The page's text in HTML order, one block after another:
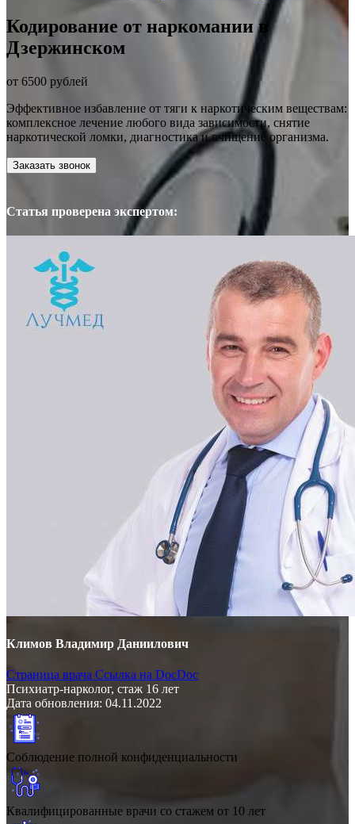
Кодирование от наркомании в
Дзержинском
от 6500 рублей
Эффективное избавление от тяги к наркотическим веществам:
комплексное лечение любого вида зависимости, снятие
наркотической ломки, диагностика и очищение организма.
Заказать звонок
Статья проверена экспертом:
Климов Владимир Даниилович
Страница врача Ссылка на DocDoc
Психиатр-нарколог, стаж 16 лет
Дата обновления: 04.11.2022
Соблюдение полной конфиденциальности
Квалифицированные врачи со стажем от 10 лет